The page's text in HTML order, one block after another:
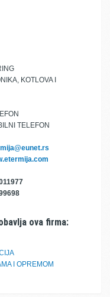
KOTLOVA I
TELEFON
ova firma:
I OPREMOM